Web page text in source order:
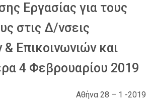
Εργασίας για τους
στις Δ/νσεις
Επικοινωνιών και
4 Φεβρουαρίου 2019
Αθήνα 28 – 1 -2019